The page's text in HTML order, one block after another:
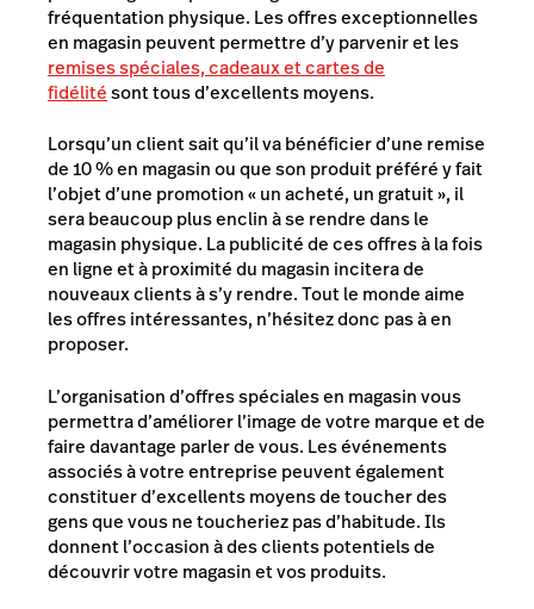
fréquentation physique. Les offres exceptionnelles
en magasin peuvent permettre d’y parvenir et les
remises spéciales, cadeaux et cartes de
fidélitésont tous d’excellents moyens.
Lorsqu’un client sait qu’il va bénéficier d’une remise
de 10 % en magasin ou que son produit préféré y fait
l’objet d’une promotion « un acheté, un gratuit », il
sera beaucoup plus enclin à se rendre dans le
magasin physique. La publicité de ces offres à la fois
en ligne et à proximité du magasin incitera de
nouveaux clients à s’y rendre. Tout le monde aime
les offres intéressantes, n’hésitez donc pas à en
proposer.
L’organisation d’offres spéciales en magasin vous
permettra d’améliorer l’image de votre marque et de
faire davantage parler de vous. Les événements
associés à votre entreprise peuvent également
constituer d’excellents moyens de toucher des
gens que vous ne toucheriez pas d’habitude. Ils
donnent l’occasion à des clients potentiels de
découvrir votre magasin et vos produits.